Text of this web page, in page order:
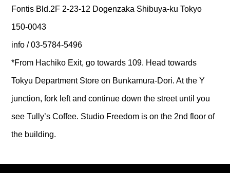
Fontis Bld.2F 2-23-12 Dogenzaka Shibuya-ku Tokyo
150-0043
info / 03-5784-5496
*From Hachiko Exit, go towards 109. Head towards
Tokyu Department Store on Bunkamura-Dori. At the Y
junction, fork left and continue down the street until you
see Tully’s Coffee. Studio Freedom is on the 2nd floor of
the building.